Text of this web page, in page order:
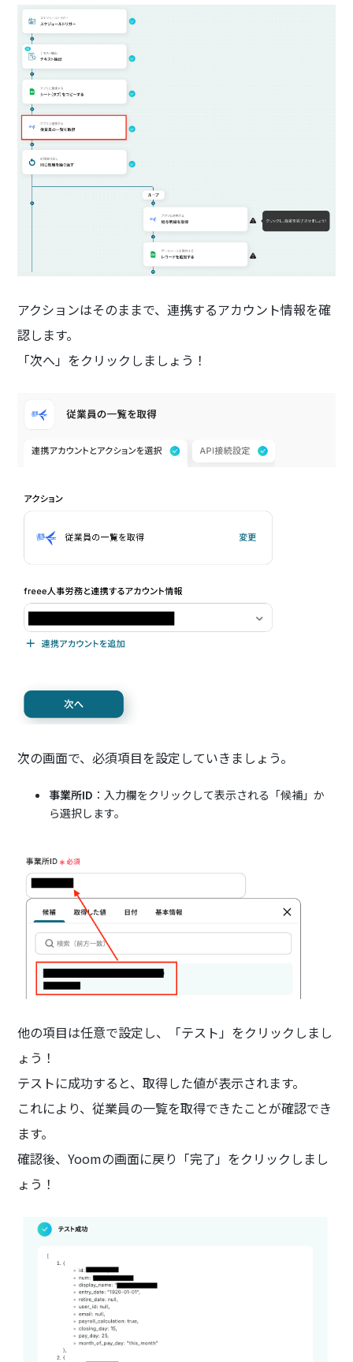
アクションはそのままで、連携するアカウント情報を確
認します。
「次へ」をクリックしましょう！
次の画面で、必須項目を設定していきましょう。
事業所ID ：入力欄をクリックして表示される「候補」か
ら選択します。
他の項目は任意で設定し、「テスト」をクリックしまし
ょう！
テストに成功すると、取得した値が表示されます。
これにより、従業員の一覧を取得できたことが確認でき
ます。
確認後、Yoomの画面に戻り「完了」をクリックしまし
ょう！